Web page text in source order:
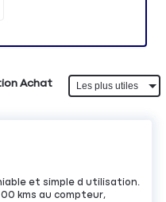
Achat
et simple d utilisation.
kms au compteur,